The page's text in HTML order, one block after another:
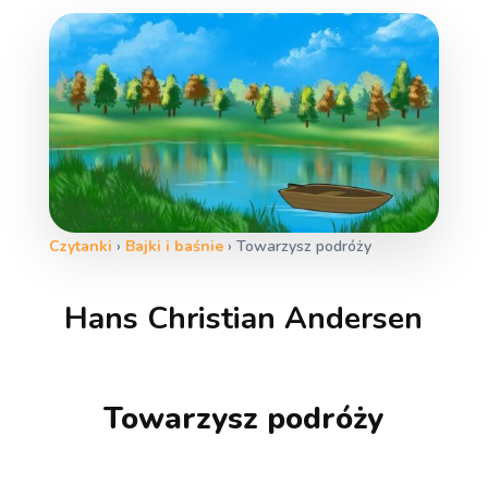
Czytanki › Bajki i baśnie› Towarzysz podróży
Hans Christian Andersen
Towarzysz podróży